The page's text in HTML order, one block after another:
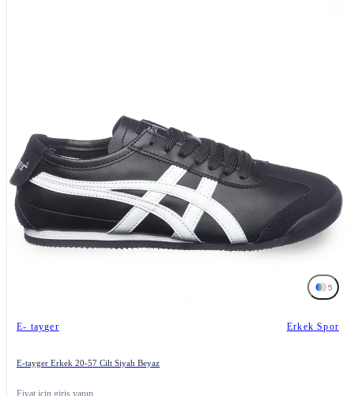
5
E- tayger Erkek Spor
E-tayger Erkek 20-57 Cilt Siyah Beyaz
Fiyat için giriş yapın